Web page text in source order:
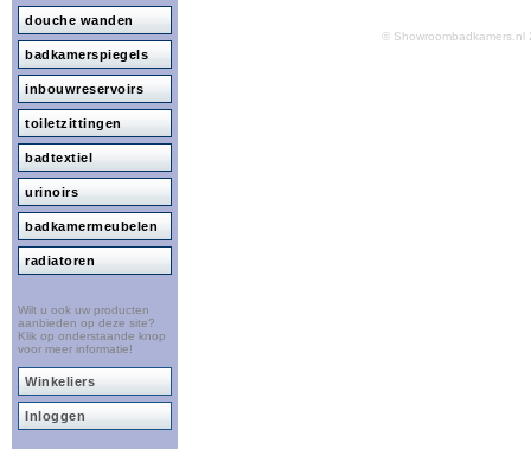
douche wanden
badkamerspiegels
inbouwreservoirs
toiletzittingen
badtextiel
urinoirs
badkamermeubelen
radiatoren
Wilt u ook uw producten
aanbieden op deze site?
Klik op onderstaande knop
voor meer informatie!
Winkeliers
Inloggen
©